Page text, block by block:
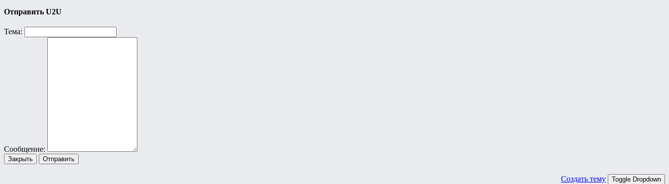
Отправить U2U
Тема:
Сообщение:
Закрыть Отправить
Создать тему Toggle Dropdown